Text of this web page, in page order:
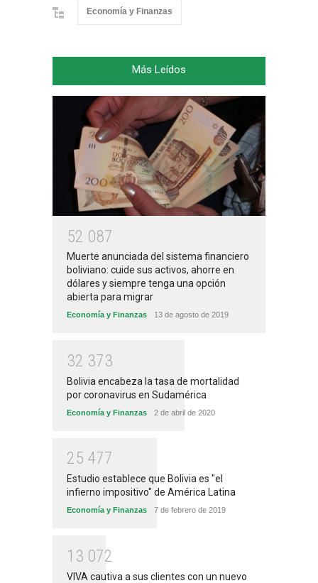
Economía y Finanzas
Más Leídos
52 087
Muerte anunciada del sistema financiero
boliviano: cuide sus activos, ahorre en
dólares y siempre tenga una opción
abierta para migrar
Economía y Finanzas 13 de agosto de 2019
32 373
Bolivia encabeza la tasa de mortalidad
por coronavirus en Sudamérica
Economía y Finanzas 2 de abril de 2020
25 477
Estudio establece que Bolivia es "el
infierno impositivo" de América Latina
Economía y Finanzas 7 de febrero de 2019
1 3 072
VIVA cautiva a sus clientes con un nuevo